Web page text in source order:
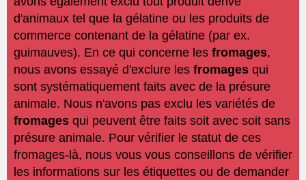
d'animaux tel que la gélatine ou les produits de
commerce contenant de la gélatine (par ex.
guimauves). En ce qui concerne les fromages,
nous avons essayé d'exclure les fromages qui
sont systématiquement faits avec de la présure
animale. Nous n'avons pas exclu les variétés de
fromages qui peuvent être faits soit avec soit sans
présure animale. Pour vérifier le statut de ces
fromages-là, nous vous vous conseillons de vérifier
les informations sur les étiquettes ou de demander